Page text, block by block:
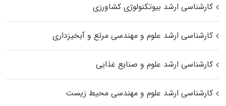
کارشناسی ارشد بیوتکنولوژی کشاورزی
کارشناسی ارشد علوم و مهندسی مرتع و آبخیزداری
کارشناسی ارشد علوم و صنایع غذایی
کارشناسی ارشد علوم و مهندسی محیط زیست